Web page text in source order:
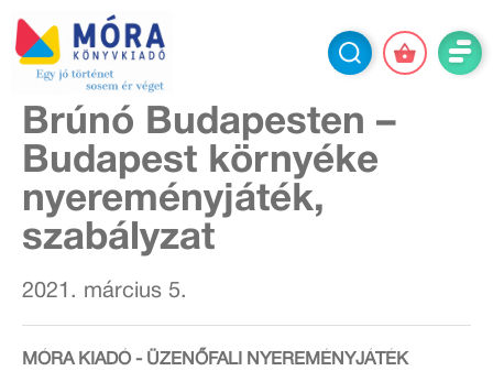
Brúnó Budapesten –
Budapest környéke
nyereményjáték,
szabályzat
2021. március 5.
MÓRA KIADÓ - ÜZENŐFALI NYEREMÉNYJÁTÉK